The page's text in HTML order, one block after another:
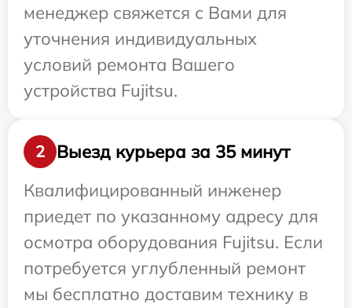
менеджер свяжется с Вами для
уточнения индивидуальных
условий ремонта Вашего
устройства Fujitsu.
2
Выезд курьера за 35 минут
Квалифицированный инженер
приедет по указанному адресу для
осмотра оборудования Fujitsu. Если
потребуется углубленный ремонт
мы бесплатно доставим технику в